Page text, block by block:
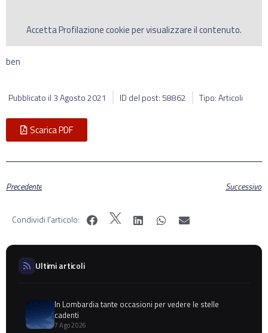
AccettaProfilazionecookie per visualizzare il contenuto.
ben
Pubblicato il 3 Agosto 2021 ID del post: 58862 Tipo: Articoli
Scarica PDF
Precedente Successivo
Condividi l'articolo:
Ultimi articoli
In Lombardia tante occasioni per vedere le stelle
cadenti
7 Ago 2026